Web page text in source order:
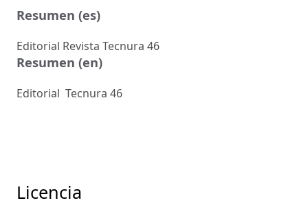
Resumen (es)
Editorial Revista Tecnura 46
Resumen (en)
Editorial Tecnura 46
Licencia